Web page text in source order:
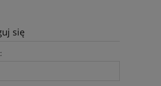
się